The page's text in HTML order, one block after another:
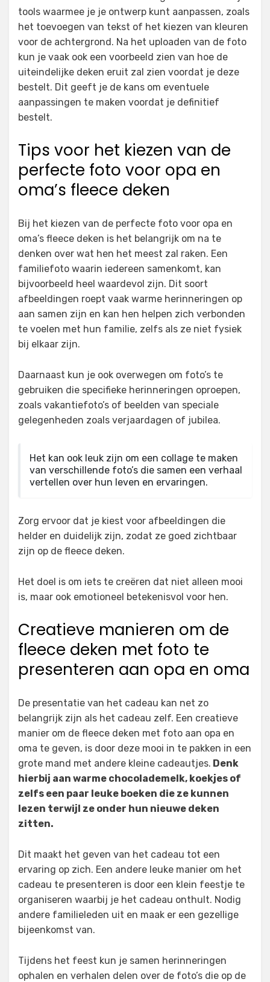
tools waarmee je je ontwerp kunt aanpassen, zoals
het toevoegen van tekst of het kiezen van kleuren
voor de achtergrond. Na het uploaden van de foto
kun je vaak ook een voorbeeld zien van hoe de
uiteindelijke deken eruit zal zien voordat je deze
bestelt. Dit geeft je de kans om eventuele
aanpassingen te maken voordat je definitief
bestelt.
Tips voor het kiezen van de
perfecte foto voor opa en
oma’s fleece deken
Bij het kiezen van de perfecte foto voor opa en
oma’s fleece deken is het belangrijk om na te
denken over wat hen het meest zal raken. Een
familiefoto waarin iedereen samenkomt, kan
bijvoorbeeld heel waardevol zijn. Dit soort
afbeeldingen roept vaak warme herinneringen op
aan samen zijn en kan hen helpen zich verbonden
te voelen met hun familie, zelfs als ze niet fysiek
bij elkaar zijn.
Daarnaast kun je ook overwegen om foto’s te
gebruiken die specifieke herinneringen oproepen,
zoals vakantiefoto’s of beelden van speciale
gelegenheden zoals verjaardagen of jubilea.
Het kan ook leuk zijn om een collage te maken
van verschillende foto’s die samen een verhaal
vertellen over hun leven en ervaringen.
Zorg ervoor dat je kiest voor afbeeldingen die
helder en duidelijk zijn, zodat ze goed zichtbaar
zijn op de fleece deken.
Het doel is om iets te creëren dat niet alleen mooi
is, maar ook emotioneel betekenisvol voor hen.
Creatieve manieren om de
fleece deken met foto te
presenteren aan opa en oma
De presentatie van het cadeau kan net zo
belangrijk zijn als het cadeau zelf. Een creatieve
manier om de fleece deken met foto aan opa en
oma te geven, is door deze mooi in te pakken in een
grote mand met andere kleine cadeautjes. Denk
hierbij aan warme chocolademelk, koekjes of
zelfs een paar leuke boeken die ze kunnen
lezen terwijl ze onder hun nieuwe deken
zitten.
Dit maakt het geven van het cadeau tot een
ervaring op zich. Een andere leuke manier om het
cadeau te presenteren is door een klein feestje te
organiseren waarbij je het cadeau onthult. Nodig
andere familieleden uit en maak er een gezellige
bijeenkomst van.
Tijdens het feest kun je samen herinneringen
ophalen en verhalen delen over de foto’s die op de